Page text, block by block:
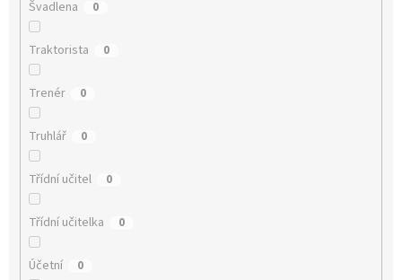
Švadlena 0
Traktorista 0
Trenér 0
Truhlář 0
Třídní učitel 0
Třídní učitelka 0
Účetní 0